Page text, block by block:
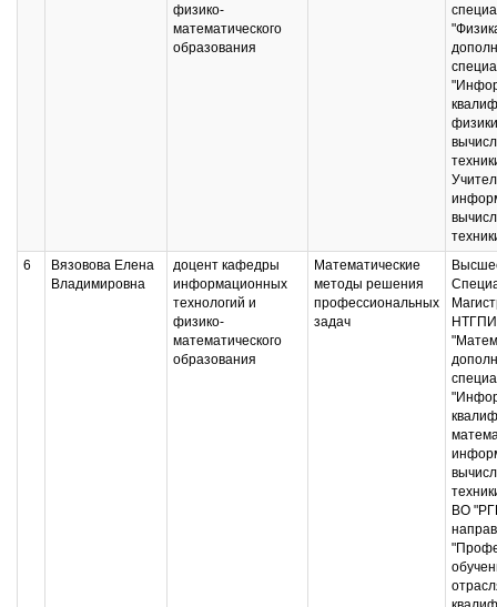
физико-
математического
образования
6
Вязовова Елена
Владимировна
доцент кафедры
информационных
технологий и
физико-
математического
образования
Математические
методы решения
профессиональных
задач
ВО